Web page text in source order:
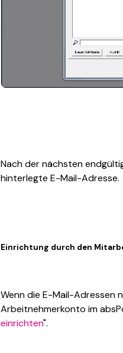
Nach der nächsten
hinterlegte E-Mail-Adresse.
Einrichtung durch den
Wenn die E-Mail-Adressen
Arbeitnehmerkonto im
einrichten".